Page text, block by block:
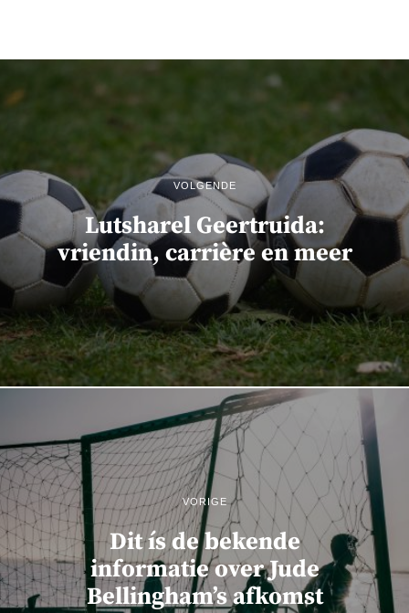
VOLGENDE
Lutsharel Geertruida:
vriendin, carrière en meer
VORIGE
Dit ís de bekende
informatie over Jude
Bellingham’s afkomst